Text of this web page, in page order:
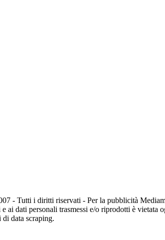
- Tutti i diritti riservati - Per la pubblicità
ai dati personali trasmessi e/o riprodotti è
data scraping.